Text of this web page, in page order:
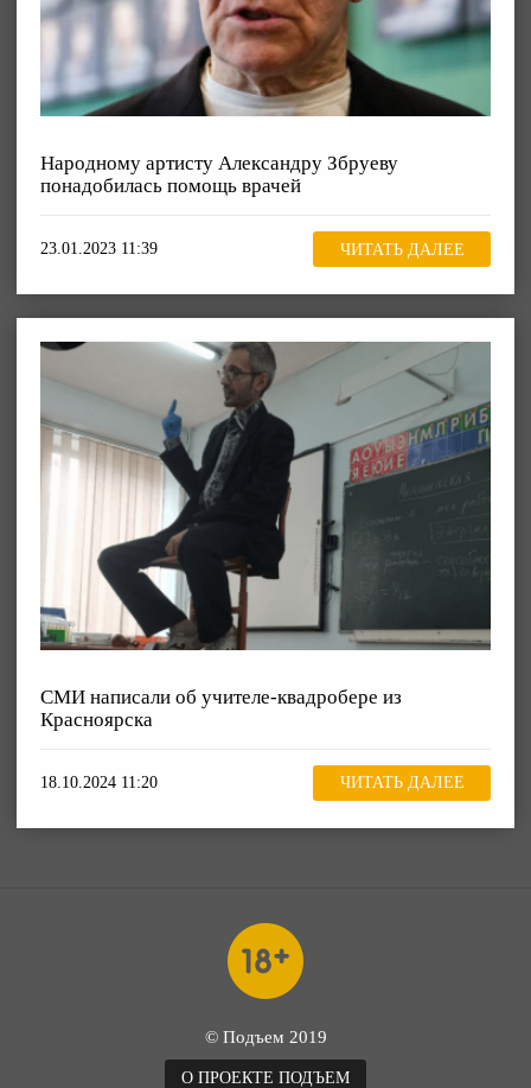
Народному артисту Александру Збруеву
понадобилась помощь врачей
23.01.2023 11:39 ЧИТАТЬ ДАЛЕЕ
СМИ написали об учителе-квадробере из
Красноярска
18.10.2024 11:20 ЧИТАТЬ ДАЛЕЕ
© Подъем 2019
О ПРОЕКТЕ ПОДЪЕМ